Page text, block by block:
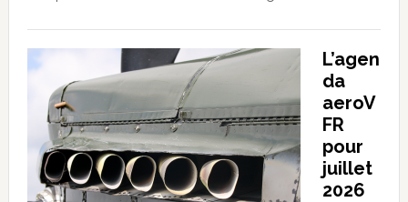
L’agen
da
aeroV
FR
pour
juillet
2026